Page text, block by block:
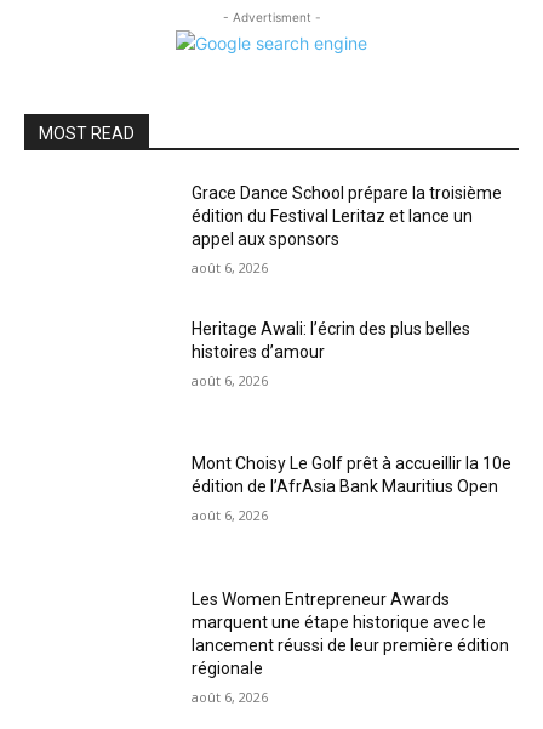
- Advertisment -
MOST READ
Grace Dance School prépare la troisième
édition du Festival Leritaz et lance un
appel aux sponsors
août 6, 2026
Heritage Awali: l’écrin des plus belles
histoires d’amour
août 6, 2026
Mont Choisy Le Golf prêt à accueillir la 10e
édition de l’AfrAsia Bank Mauritius Open
août 6, 2026
Les Women Entrepreneur Awards
marquent une étape historique avec le
lancement réussi de leur première édition
régionale
août 6, 2026